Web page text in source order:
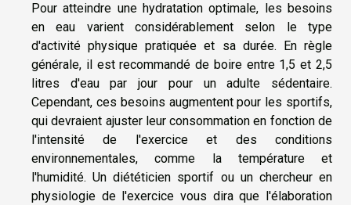
Pour atteindre une hydratation optimale, les besoins
en eau varient considérablement selon le type
d'activité physique pratiquée et sa durée. En règle
générale, il est recommandé de boire entre 1,5 et 2,5
litres d'eau par jour pour un adulte sédentaire.
Cependant, ces besoins augmentent pour les sportifs,
qui devraient ajuster leur consommation en fonction de
l'intensité de l'exercice et des conditions
environnementales, comme la température et
l'humidité. Un diététicien sportif ou un chercheur en
physiologie de l'exercice vous dira que l'élaboration